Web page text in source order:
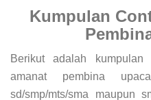
Kumpulan
Berikut adalah
amanat pembina
sd/smp/mts/sma maupun